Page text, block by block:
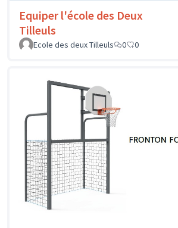
Equiper l'école des Deux
Tilleuls
Ecole des deux Tilleuls
0 0